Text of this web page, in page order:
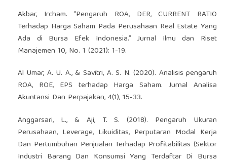
Akbar, Ircham. “Pengaruh ROA, DER, CURRENT RATIO
Terhadap Harga Saham Pada Perusahaan Real Estate Yang
Ada di Bursa Efek Indonesia.” Jurnal Ilmu dan Riset
Manajemen 10, No. 1 (2021): 1-19.
Al Umar, A. U. A., & Savitri, A. S. N. (2020). Analisis pengaruh
ROA, ROE, EPS terhadap Harga Saham. Jurnal Analisa
Akuntansi Dan Perpajakan, 4(1), 15-33.
Anggarsari, L., & Aji, T. S. (2018). Pengaruh Ukuran
Perusahaan, Leverage, Likuiditas, Perputaran Modal Kerja
Dan Pertumbuhan Penjualan Terhadap Profitabilitas (Sektor
Industri Barang Dan Konsumsi Yang Terdaftar Di Bursa